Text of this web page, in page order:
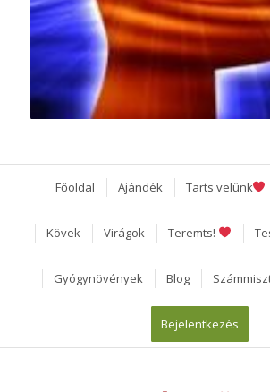
Főoldal Ajándék Tarts velünk
Kövek Virágok Teremts!
Gyógynövények Blog
Bejelentkezés